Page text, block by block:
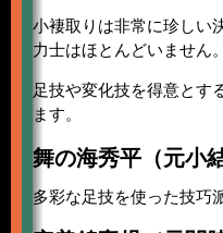
小褄取りは非常に珍しい
力士はほとんどいません。
足技や変化技を得意とす
ます。
舞の海秀平（元小結
多彩な足技を使った技巧